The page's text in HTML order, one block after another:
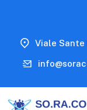
Viale Sante